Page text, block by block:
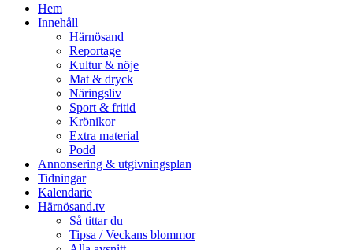
Hem
Innehåll
Härnösand
Reportage
Kultur & nöje
Mat & dryck
Näringsliv
Sport & fritid
Krönikor
Extra material
Podd
Annonsering & utgivningsplan
Tidningar
Kalendarie
Härnösand.tv
Så tittar du
Tipsa / Veckans blommor